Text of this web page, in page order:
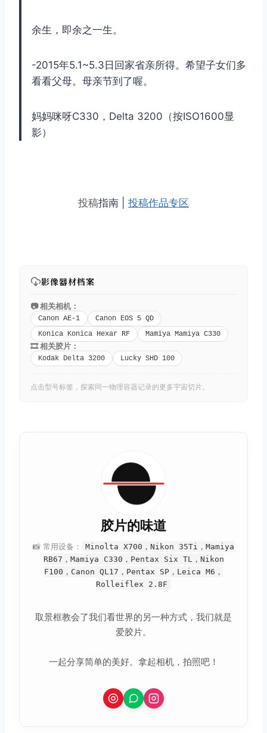
余生，即余之一生。
-2015年5.1~5.3日回家省亲所得。希望子女们多
看看父母。母亲节到了喔。
妈妈咪呀C330，Delta 3200（按ISO1600显
影）
投稿指南 | 投稿作品专区
影像器材档案
📷 相关相机：
Canon AE-1
Canon EOS 5 QD
Konica Konica Hexar RF
Mamiya Mamiya C330
🎞️ 相关胶片：
Kodak Delta 3200 Lucky SHD 100
点击型号标签，探索同一物理容器记录的更多宇宙切片。
胶片的味道
📸 常用设备：
Minolta X700，Nikon 35Ti，Mamiya
RB67，Mamiya C330，Pentax Six TL，Nikon
F100，Canon QL17，Pentax SP，Leica M6，
Rolleiflex 2.8F
取景框教会了我们看世界的另一种方式，我们就是
爱胶片。
一起分享简单的美好。拿起相机，拍照吧！